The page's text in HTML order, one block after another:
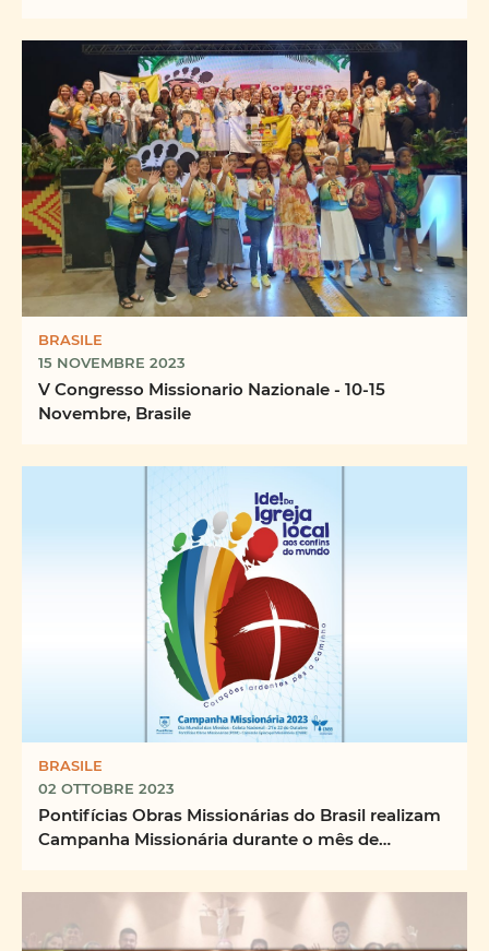
BRASILE
15 NOVEMBRE 2023
V Congresso Missionario Nazionale - 10-15
Novembre, Brasile
BRASILE
02 OTTOBRE 2023
Pontifícias Obras Missionárias do Brasil realizam
Campanha Missionária durante o mês de